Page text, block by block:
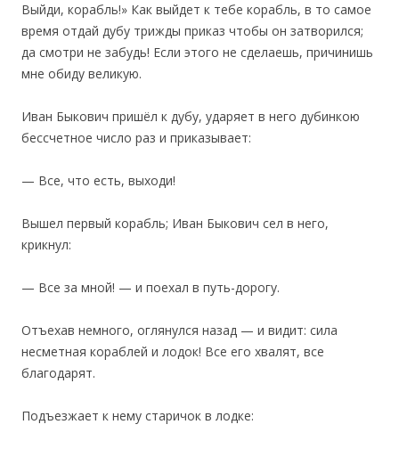
Выйди, корабль!» Как выйдет к тебе корабль, в то самое
время отдай дубу трижды приказ чтобы он затворился;
да смотри не забудь! Если этого не сделаешь, причинишь
мне обиду великую.
Иван Быкович пришёл к дубу, ударяет в него дубинкою
бессчетное число раз и приказывает:
— Все, что есть, выходи!
Вышел первый корабль; Иван Быкович сел в него,
крикнул:
— Все за мной! — и поехал в путь-дорогу.
Отъехав немного, оглянулся назад — и видит: сила
несметная кораблей и лодок! Все его хвалят, все
благодарят.
Подъезжает к нему старичок в лодке: